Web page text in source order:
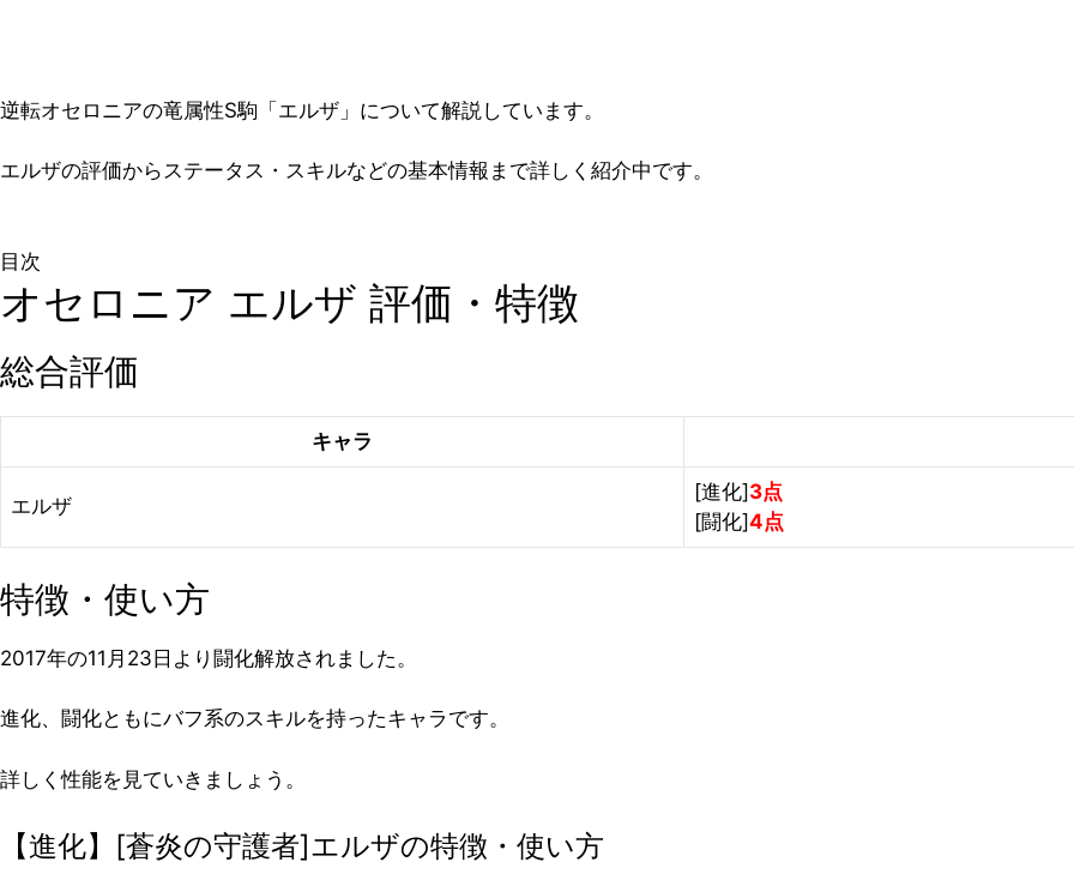
逆転オセロニアの竜属性S駒「エルザ」について解説しています。
エルザの評価からステータス・スキルなどの基本情報まで詳しく紹介中です。
目次
オセロニア エルザ 評価・特徴
総合評価
キャラ
エルザ
[進化] 3点
[闘化]4点
特徴・使い方
2017年の11月23日より闘化解放されました。
進化、闘化ともにバフ系のスキルを持ったキャラです。
詳しく性能を見ていきましょう。
【進化】[蒼炎の守護者]エルザの特徴・使い方